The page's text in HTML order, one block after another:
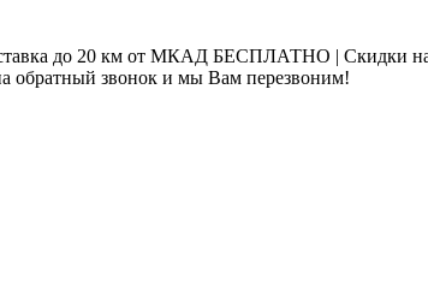
до 20 км от МКАД БЕСПЛАТНО | Скидки на
обратный звонок и мы Вам перезвоним!